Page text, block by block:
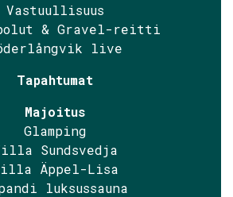
Vastuullisuus
& Gravel-reitti
live
Tapahtumat
Majoitus
Glamping
Sundsvedja
Äppel-Lisa
luksussauna